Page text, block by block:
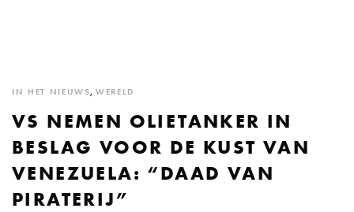
IN HET NIEUWS, WERELD
VS NEMEN OLIETANKER IN
BESLAG VOOR DE KUST VAN
VENEZUELA: “DAAD VAN
PIRATERIJ”